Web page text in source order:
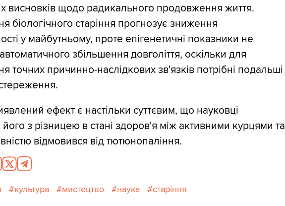
висновків щодо радикального продовження життя.
біологічного старіння прогнозує зниження
у майбутньому, проте епігенетичні показники не
збільшення довголіття, оскільки для
точних причинно-наслідкових зв'язків потрібні подальші
ефект є настільки суттєвим, що науковці
з різницею в стані здоров'я між активними курцями та
відмовився від тютюнопаління.
культура мистецтво наука старіння